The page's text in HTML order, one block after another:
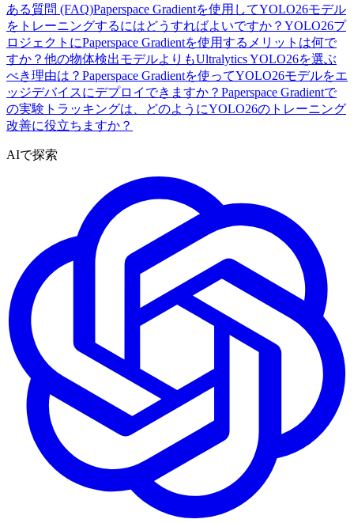
ある質問 (FAQ)Paperspace Gradientを使用してYOLO26モデル
をトレーニングするにはどうすればよいですか？ YOLO26プ
ロジェクトにPaperspace Gradientを使用するメリットは何で
すか？ 他の物体検出モデルよりもUltralytics YOLO26を選ぶ
べき理由は？ Paperspace Gradientを使ってYOLO26モデルをエ
ッジデバイスにデプロイできますか？ Paperspace Gradientで
の実験トラッキングは、どのようにYOLO26のトレーニング
改善に役立ちますか？
AIで探索